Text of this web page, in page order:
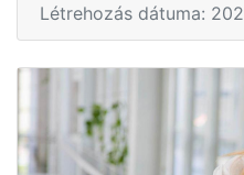
Létrehozás dátuma: